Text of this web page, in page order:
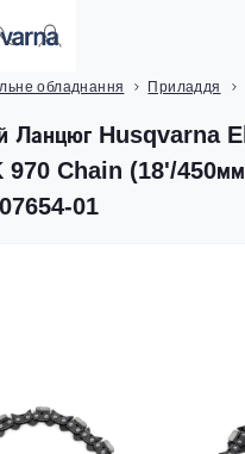
обладнання Приладдя
Ланцюг Husqvarna
970 Chain (18'/
01